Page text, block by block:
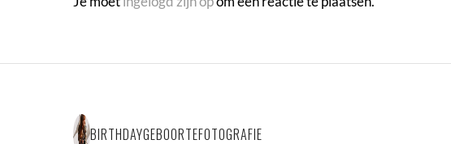
BIRTHDAYGEBOORTEFOTOGRAFIE